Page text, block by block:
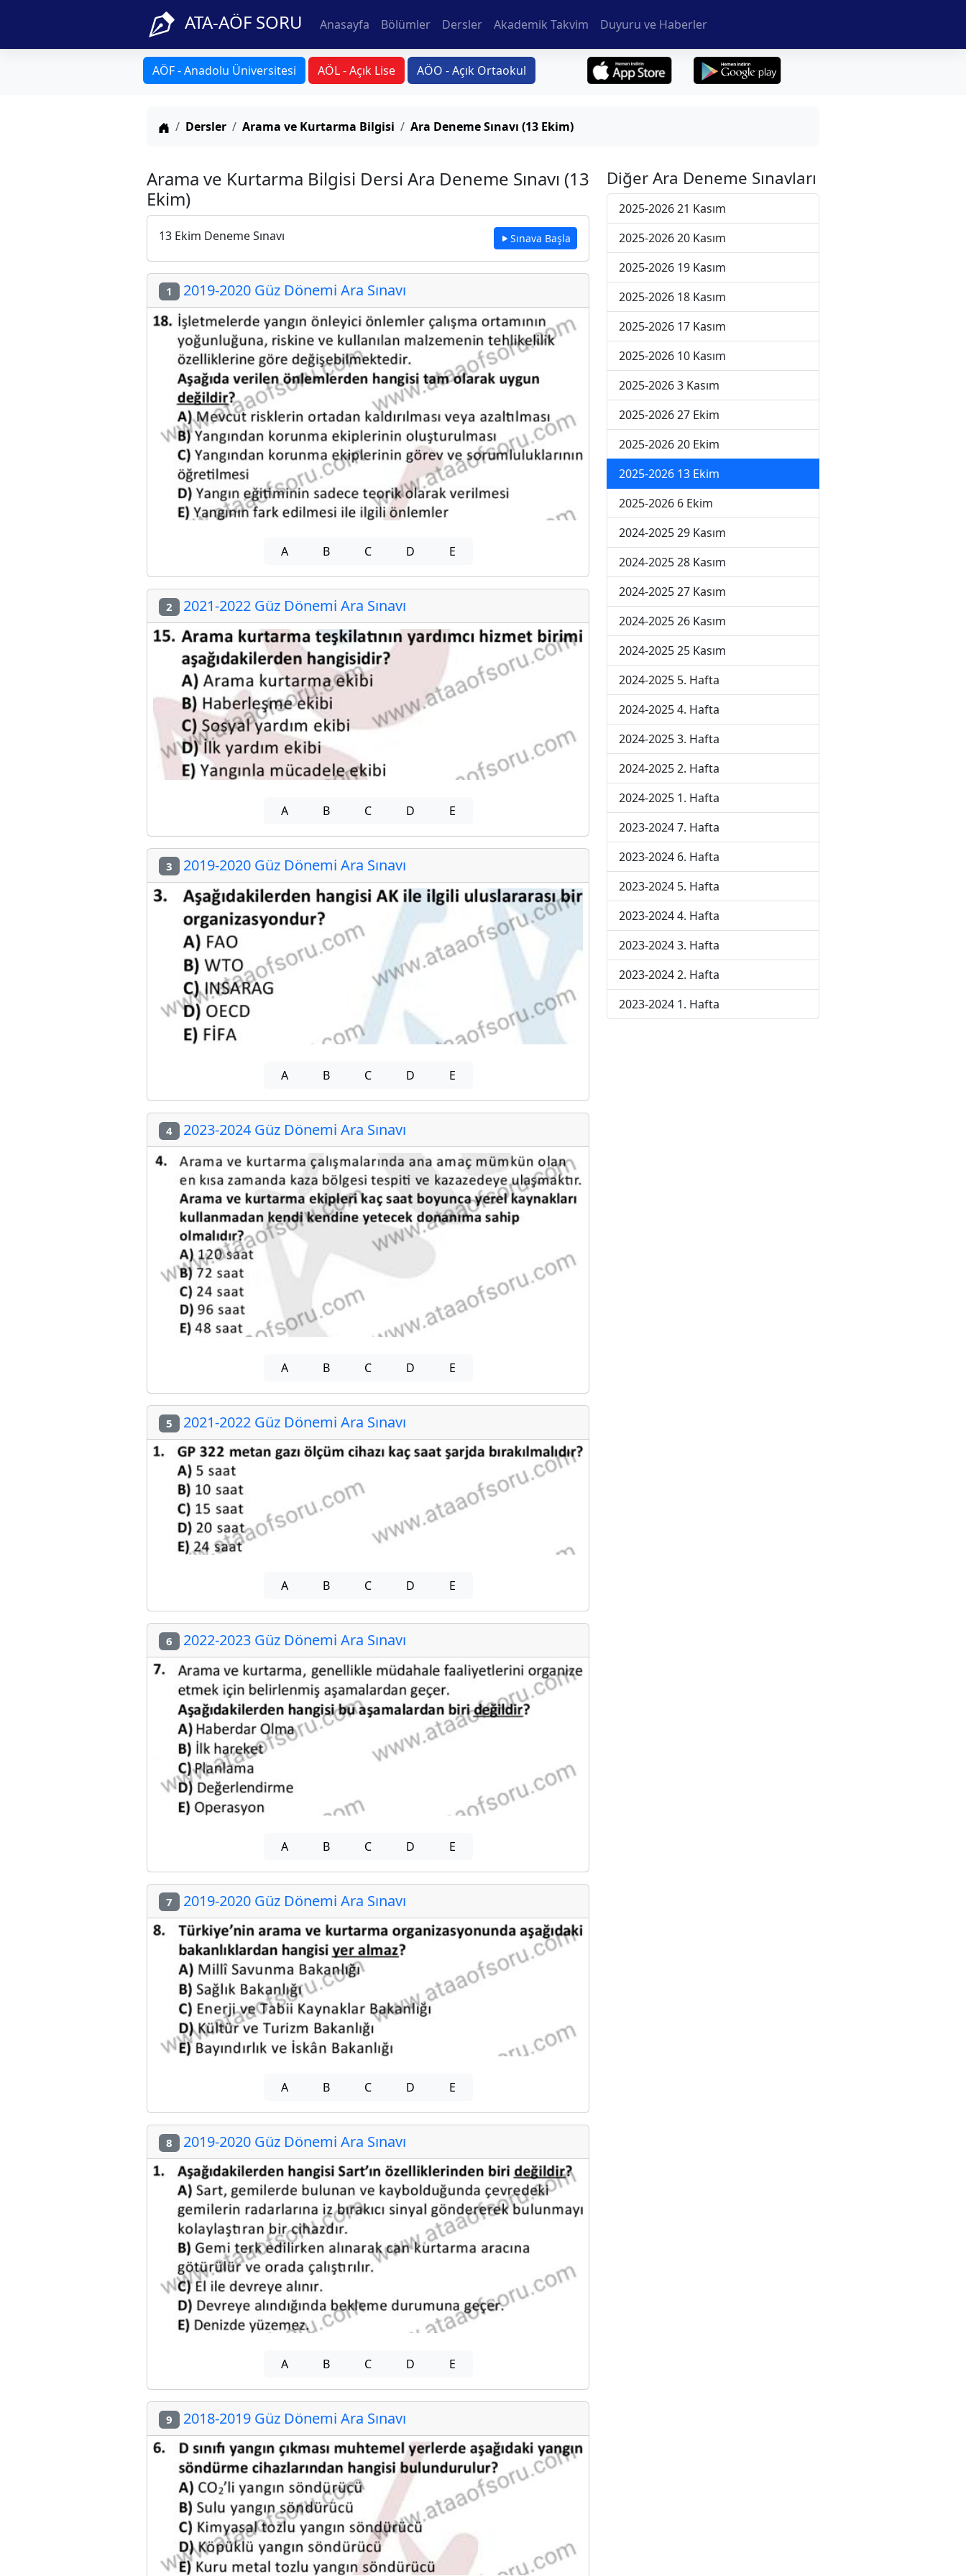
ATA-AÖF SORU Anasayfa Bölümler Dersler Akademik Takvim Duyuru ve Haberler
AÖF - Anadolu Üniversitesi AÖL - Açık Lise AÖO - Açık Ortaokul
Anasayfa
Dersler Arama ve Kurtarma Bilgisi Ara Deneme Sınavı (13 Ekim)
Arama ve Kurtarma Bilgisi Dersi Ara Deneme Sınavı (13
Ekim)
13 Ekim Deneme Sınavı Sınava Başla
1 2019-2020 Güz Dönemi Ara Sınavı
A B C D E
2 2021-2022 Güz Dönemi Ara Sınavı
A B C D E
3 2019-2020 Güz Dönemi Ara Sınavı
A B C D E
4 2023-2024 Güz Dönemi Ara Sınavı
A B C D E
5 2021-2022 Güz Dönemi Ara Sınavı
A B C D E
6 2022-2023 Güz Dönemi Ara Sınavı
A B C D E
7 2019-2020 Güz Dönemi Ara Sınavı
A B C D E
8 2019-2020 Güz Dönemi Ara Sınavı
A B C D E
9 2018-2019 Güz Dönemi Ara Sınavı
Diğer Ara Deneme Sınavları
2025-2026 21 Kasım
2025-2026 20 Kasım
2025-2026 19 Kasım
2025-2026 18 Kasım
2025-2026 17 Kasım
2025-2026 10 Kasım
2025-2026 3 Kasım
2025-2026 27 Ekim
2025-2026 20 Ekim
2025-2026 13 Ekim
2025-2026 6 Ekim
2024-2025 29 Kasım
2024-2025 28 Kasım
2024-2025 27 Kasım
2024-2025 26 Kasım
2024-2025 25 Kasım
2024-2025 5. Hafta
2024-2025 4. Hafta
2024-2025 3. Hafta
2024-2025 2. Hafta
2024-2025 1. Hafta
2023-2024 7. Hafta
2023-2024 6. Hafta
2023-2024 5. Hafta
2023-2024 4. Hafta
2023-2024 3. Hafta
2023-2024 2. Hafta
2023-2024 1. Hafta